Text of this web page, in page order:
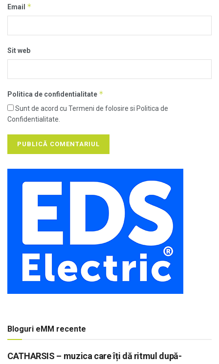
Email *
Sit web
Politica de confidentialitate *
Sunt de acord cu Termeni de folosire si Politica de
Confidentialitate.
Bloguri eMM recente
CATHARSIS – muzica care îți dă ritmul după-